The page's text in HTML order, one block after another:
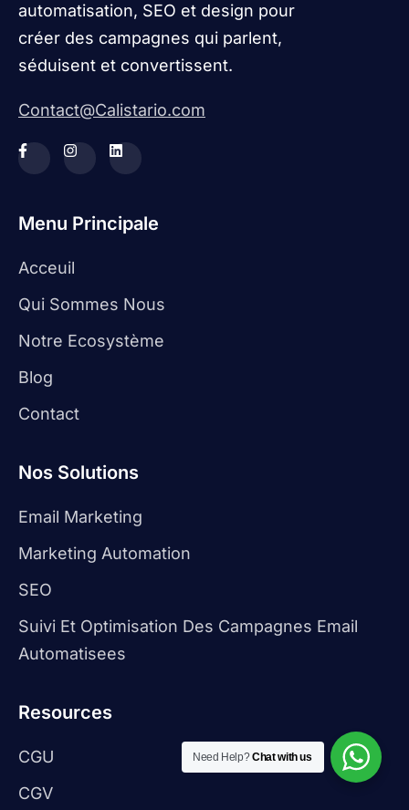
automatisation, SEO et design pour
créer des campagnes qui parlent,
séduisent et convertissent.
Contact@Calistario.com
Menu Principale
Acceuil
Qui Sommes Nous
Notre Ecosystème
Blog
Contact
Nos Solutions
Email Marketing
Marketing Automation
SEO
Suivi Et Optimisation Des Campagnes Email
Automatisees
Resources
CGU
CGV
Need Help?Chat with us